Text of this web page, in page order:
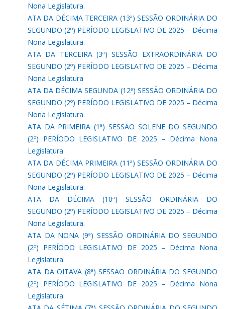
Nona Legislatura.
ATA DA DÉCIMA TERCEIRA (13ª) SESSÃO ORDINÁRIA DO
SEGUNDO (2º) PERÍODO LEGISLATIVO DE 2025 – Décima
Nona Legislatura.
ATA DA TERCEIRA (3ª) SESSÃO EXTRAORDINÁRIA DO
SEGUNDO (2º) PERÍODO LEGISLATIVO DE 2025 – Décima
Nona Legislatura
ATA DA DÉCIMA SEGUNDA (12ª) SESSÃO ORDINÁRIA DO
SEGUNDO (2º) PERÍODO LEGISLATIVO DE 2025 – Décima
Nona Legislatura.
ATA DA PRIMEIRA (1ª) SESSÃO SOLENE DO SEGUNDO
(2º) PERÍODO LEGISLATIVO DE 2025 – Décima Nona
Legislatura
ATA DA DÉCIMA PRIMEIRA (11ª) SESSÃO ORDINÁRIA DO
SEGUNDO (2º) PERÍODO LEGISLATIVO DE 2025 – Décima
Nona Legislatura.
ATA DA DÉCIMA (10ª) SESSÃO ORDINÁRIA DO
SEGUNDO (2º) PERÍODO LEGISLATIVO DE 2025 – Décima
Nona Legislatura.
ATA DA NONA (9ª) SESSÃO ORDINÁRIA DO SEGUNDO
(2º) PERÍODO LEGISLATIVO DE 2025 – Décima Nona
Legislatura.
ATA DA OITAVA (8ª) SESSÃO ORDINÁRIA DO SEGUNDO
(2º) PERÍODO LEGISLATIVO DE 2025 – Décima Nona
Legislatura.